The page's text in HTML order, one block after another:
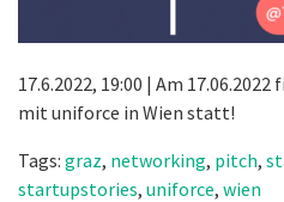
17.6.2022, 19:00 | Am
mit uniforce in Wien statt!
Tags: graz, networking, pitch,
startupstories, uniforce, wien